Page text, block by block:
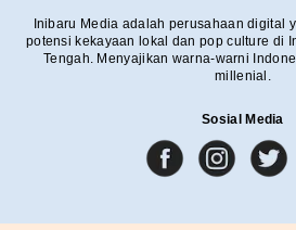
Inibaru Media adalah perusahaan digital
potensi kekayaan lokal dan pop culture di
Tengah. Menyajikan warna-warni
millenial.
Sosial Media